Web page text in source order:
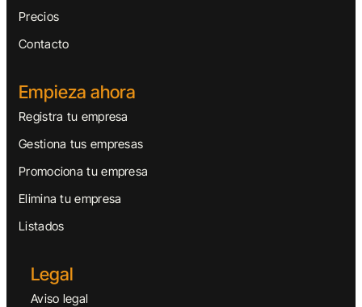
Precios
Contacto
Empieza ahora
Registra tu empresa
Gestiona tus empresas
Promociona tu empresa
Elimina tu empresa
Listados
Legal
Aviso legal